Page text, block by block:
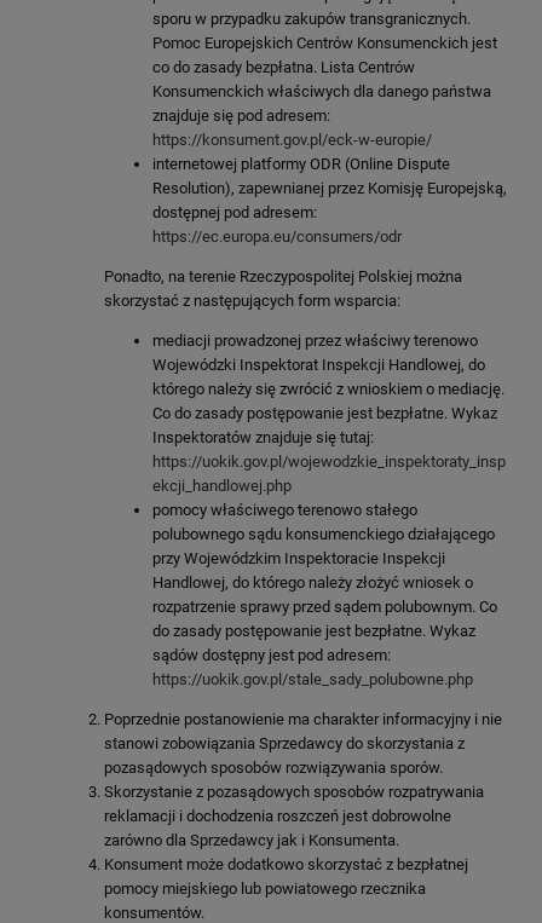
sporu w przypadku zakupów transgranicznych.
Pomoc Europejskich Centrów Konsumenckich jest
co do zasady bezpłatna. Lista Centrów
Konsumenckich właściwych dla danego państwa
znajduje się pod adresem:
https://konsument.gov.pl/eck-w-europie/
internetowej platformy ODR (Online Dispute
Resolution), zapewnianej przez Komisję Europejską,
dostępnej pod adresem:
https://ec.europa.eu/consumers/odr
Ponadto, na terenie Rzeczypospolitej Polskiej można
skorzystać z następujących form wsparcia:
mediacji prowadzonej przez właściwy terenowo
Wojewódzki Inspektorat Inspekcji Handlowej, do
którego należy się zwrócić z wnioskiem o mediację.
Co do zasady postępowanie jest bezpłatne. Wykaz
Inspektoratów znajduje się tutaj:
https://uokik.gov.pl/wojewodzkie_inspektoraty_insp
ekcji_handlowej.php
pomocy właściwego terenowo stałego
polubownego sądu konsumenckiego działającego
przy Wojewódzkim Inspektoracie Inspekcji
Handlowej, do którego należy złożyć wniosek o
rozpatrzenie sprawy przed sądem polubownym. Co
do zasady postępowanie jest bezpłatne. Wykaz
sądów dostępny jest pod adresem:
https://uokik.gov.pl/stale_sady_polubowne.php
Poprzednie postanowienie ma charakter informacyjny i nie
stanowi zobowiązania Sprzedawcy do skorzystania z
pozasądowych sposobów rozwiązywania sporów.
Skorzystanie z pozasądowych sposobów rozpatrywania
reklamacji i dochodzenia roszczeń jest dobrowolne
zarówno dla Sprzedawcy jak i Konsumenta.
Konsument może dodatkowo skorzystać z bezpłatnej
pomocy miejskiego lub powiatowego rzecznika
konsumentów.